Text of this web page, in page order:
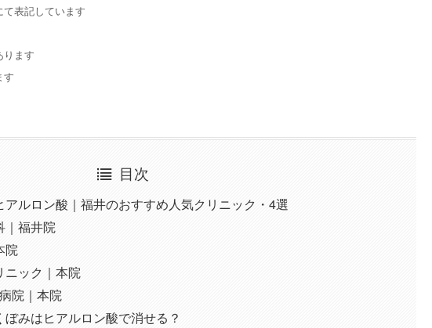
表記しています
ります
す
目次
アルロン酸｜福井のおすすめ人気クリニック・4選
｜福井院
院
ニック｜本院
院｜本院
みはヒアルロン酸で消せる？